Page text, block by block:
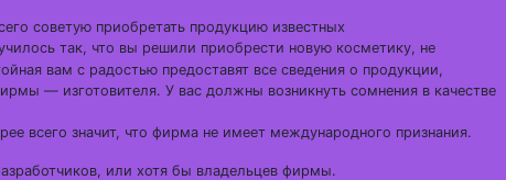
советую приобретать продукцию известных
так, что вы решили приобрести новую косметику, не
вам с радостью предоставят все сведения о продукции,
— изготовителя. У вас должны возникнуть сомнения в качестве
всего значит, что фирма не имеет международного признания.
или хотя бы владельцев фирмы.